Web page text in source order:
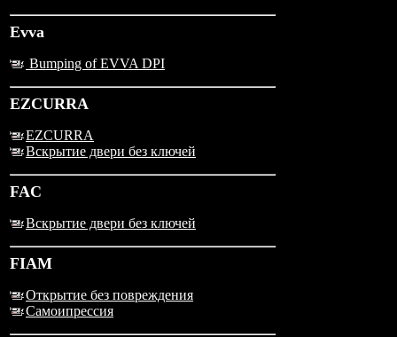
Evva
Bumping of EVVA DPI
EZCURRA
EZCURRA
Вскрытие двери без ключей
FAC
Вскрытие двери без ключей
FIAM
Открытие без повреждения
Самоипрессия